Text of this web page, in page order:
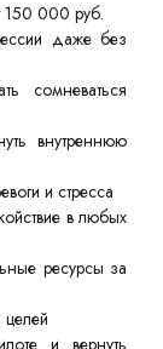
150 000 руб.
даже без
сомневаться
внутреннюю
и стресса
в любых
ресурсы за
и вернуть